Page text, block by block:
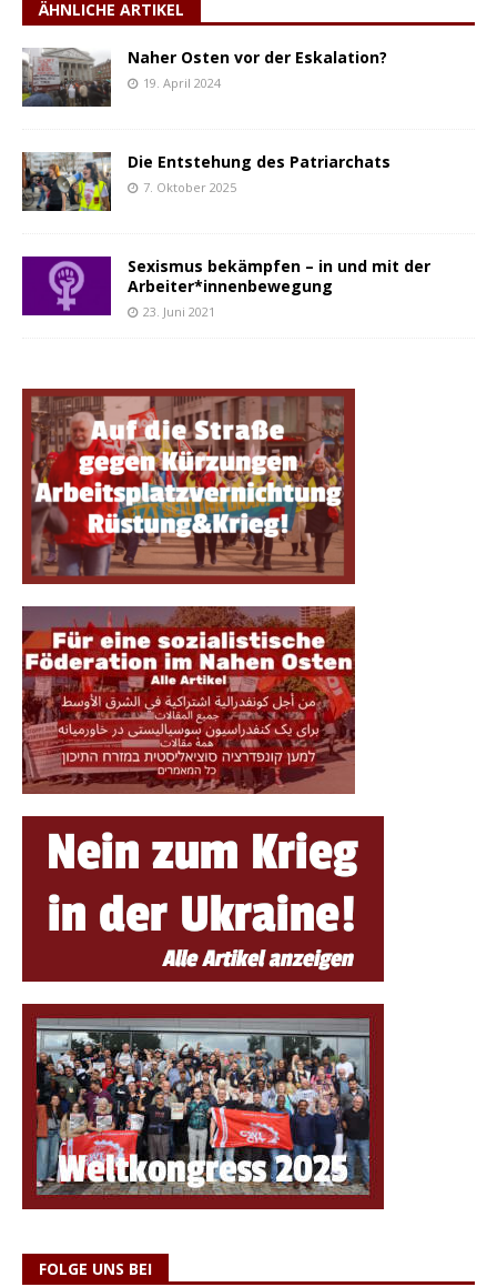
ÄHNLICHE ARTIKEL
Naher Osten vor der Eskalation?
19. April 2024
Die Entstehung des Patriarchats
7. Oktober 2025
Sexismus bekämpfen – in und mit der
Arbeiter*innenbewegung
23. Juni 2021
FOLGE UNS BEI